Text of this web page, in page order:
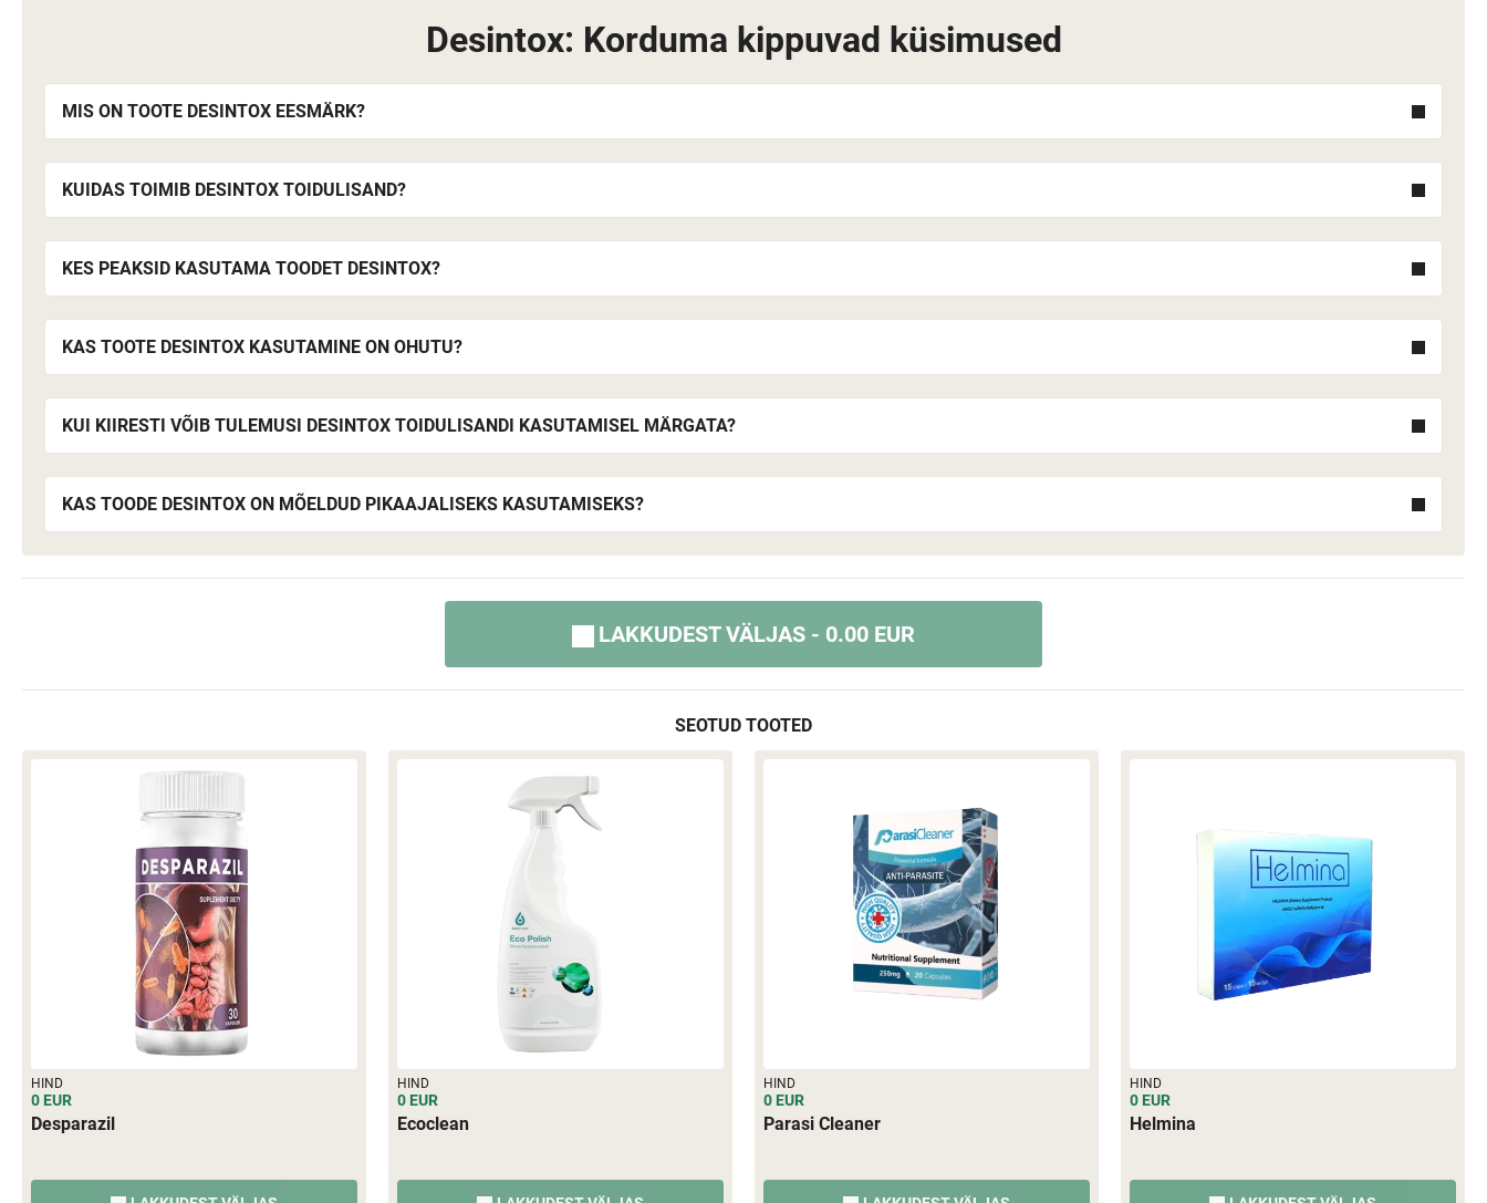
Desintox: Korduma kippuvad küsimused
MIS ON TOOTE DESINTOX EESMÄRK?
KUIDAS TOIMIB DESINTOX TOIDULISAND?
KES PEAKSID KASUTAMA TOODET DESINTOX?
KAS TOOTE DESINTOX KASUTAMINE ON OHUTU?
KUI KIIRESTI VÕIB TULEMUSI DESINTOX TOIDULISANDI KASUTAMISEL MÄRGATA?
KAS TOODE DESINTOX ON MÕELDUD PIKAAJALISEKS KASUTAMISEKS?
LAKKUDEST VÄLJAS - 0.00 EUR
SEOTUD TOOTED
HIND
0 EUR
Desparazil
HIND
0 EUR
Ecoclean
HIND
0 EUR
Parasi Cleaner
HIND
0 EUR
Helmina